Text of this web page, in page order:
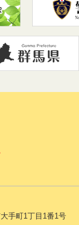
手町1丁目1番1号